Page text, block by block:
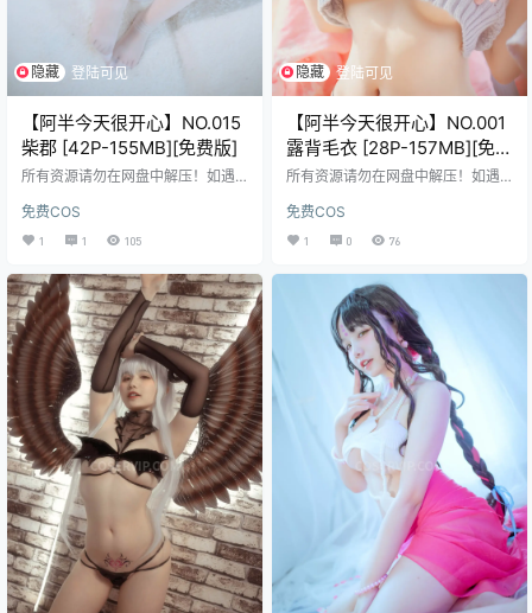
隐藏 登陆可见
【阿半今天很开心】NO.015
柴郡 [42P-155MB][免费版]
所有资源请勿在网盘中解压！如遇
会尽快修复！ 免费资源使用的是二
次压缩，不会解压请前往帮助中
心，查看解压教程。
免费COS
1 1 105
隐藏 登陆可见
【阿半今天很开心】NO.001
露背毛衣 [28P-157MB][免费
版]
所有资源请勿在网盘中解压！如遇
会尽快修复！ 免费资源使用的是二
次压缩，不会解压请前往帮助中
心，查看解压教程。
免费COS
1 0 76